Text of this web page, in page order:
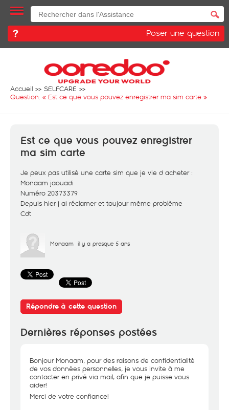
Poser une question
Accueil
SELFCARE
Question: « Est ce que vous pouvez enregistrer ma sim carte »
Est ce que vous pouvez enregistrer
ma sim carte
Je peux pas utilisé une carte sim que je vie d acheter :
Monaam jaouadi
Numéro 20373379
Depuis hier j ai réclamer et toujour même problème
Cdt
Monaam il y a presque 5 ans
Répondre à cette question
Dernières réponses postées
Bonjour Monaam, pour des raisons de confidentialité
de vos données personnelles, je vous invite à me
contacter en privé via mail, afin que je puisse vous
aider!
Merci de votre confiance!